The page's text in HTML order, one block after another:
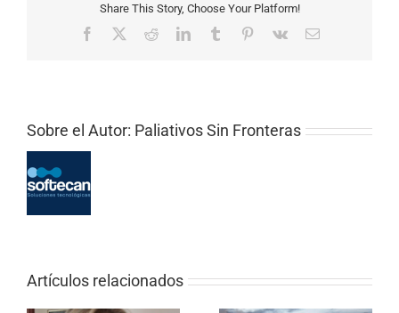
Share This Story, Choose Your Platform!
Facebook RedditLinkedInTumblr Pinterest
Vk
Correo
Sobre el Autor: Paliativos Sin Fronteras
Artículos relacionados